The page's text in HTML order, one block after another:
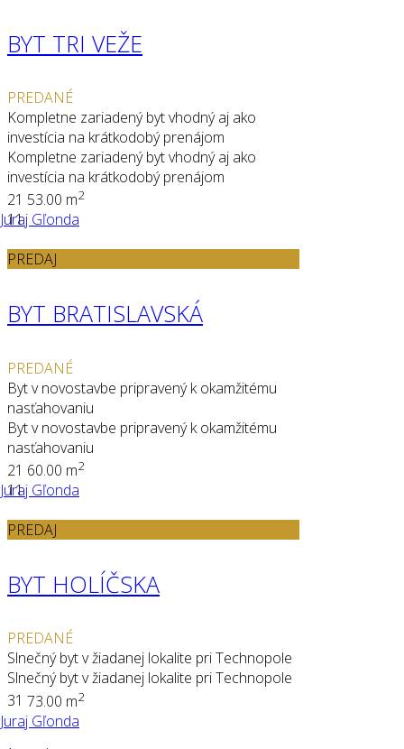
BYT TRI VEŽE
PREDANÉ
Kompletne zariadený byt vhodný aj ako
investícia na krátkodobý prenájom
Kompletne zariadený byt vhodný aj ako
investícia na krátkodobý prenájom
21 53.00 m2
Juraj Gľonda
11
PREDAJ
BYT BRATISLAVSKÁ
PREDANÉ
Byt v novostavbe pripravený k okamžitému
nasťahovaniu
Byt v novostavbe pripravený k okamžitému
nasťahovaniu
21 60.00 m2
Juraj Gľonda
11
PREDAJ
BYT HOLÍČSKA
PREDANÉ
Slnečný byt v žiadanej lokalite pri Technopole
Slnečný byt v žiadanej lokalite pri Technopole
31 73.00 m2
Juraj Gľonda